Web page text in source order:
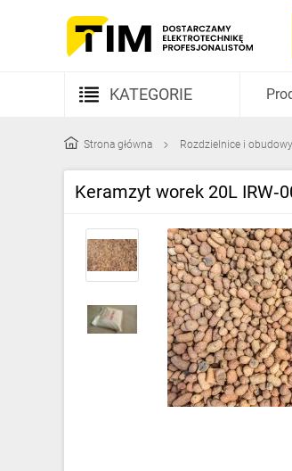
KATEGORIE
Kable i przewody
Rozdzielnice i obudowy
Elementy prowadzenia kabli
Gniazda i łączniki
Oprawy oświetleniowe
Strona główna Rozdzielnice i obudowy
Keramzyt worek 20L